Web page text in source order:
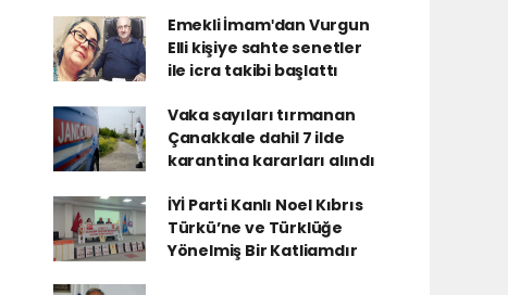
Emekli İmamʹdan Vurgun
Elli kişiye sahte senetler
ile icra takibi başlattı
Vaka sayıları tırmanan
Çanakkale dahil 7 ilde
karantina kararları alındı
İYİ Parti Kanlı Noel Kıbrıs
Türkü’ne ve Türklüğe
Yönelmiş Bir Katliamdır